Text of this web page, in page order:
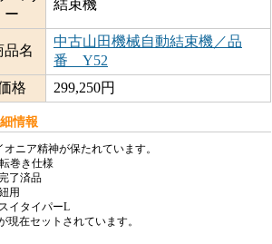
ー
結束機
品名
中古山田機械自動結束機／品
番 Y52
格
299,250円
情報
オニア精神が保たれています。
巻き仕様
了済品
用
イタイパーL
現在セットされています。